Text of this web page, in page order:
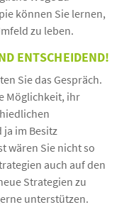
können Sie lernen,
zu leben.
ENTSCHEIDEND!
Sie das Gespräch.
Möglichkeit, ihr
ja im Besitz
wären Sie nicht so
auch auf den
Strategien zu
unterstützen.